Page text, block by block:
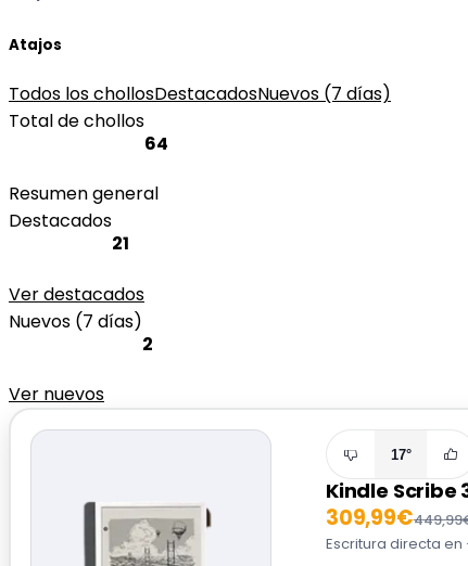
Atajos
Todos los chollosDestacadosNuevos (7 días)
Total de chollos
64
Resumen general
Destacados
21
Ver destacados
Nuevos (7 días)
2
Ver nuevos
17°
Kindle Scribe
309,99€
Escritura directa en